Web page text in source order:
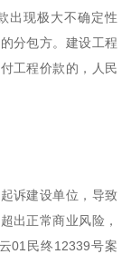
出现极大不确定性
分包方。建设工程
工程价款的，人民
诉建设单位，导致
出正常商业风险，
01民终12339号案